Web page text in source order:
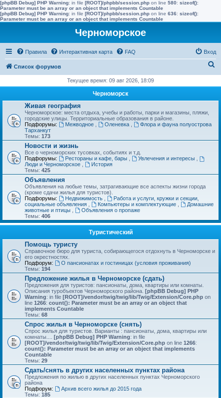
[phpBB Debug] PHP Warning: in file [ROOT]/phpbb/session.php on line 580: sizeof():
Parameter must be an array or an object that implements Countable
[phpBB Debug] PHP Warning: in file [ROOT]/phpbb/session.php on line 636: sizeof():
Parameter must be an array or an object that implements Countable
Черноморское
Правила Интерактивная карта FAQ Вход
Список форумов
с
Текущее время: 09 авг 2026, 18:09
Черноморск
Живая география
Черноморское: места отдыха, учебы и работы, парки и магазины, пляжи,
городские улицы. Территориальные образования в районе.
Подфорумы:
Межводное Оленевка
Флора и фауна полуострова
Тарханкут
Темы: 173
Новости и жизнь
Все о черноморских тусовках, событиях и т.д.
Подфорумы:
Рестораны и кафе, бары Увлечения и интересы
Люди и Черноморское
История
Темы: 425
Объявления
Объявления на любые темы, затрагивающие все аспекты жизни города
(кроме сдачи жилья для туристов).
Подфорумы:
Недвижимость
Работа и услуги, кружки и секции,
социальные объявления
Компьютеры и комплектующие
Домашние
животные и птицы
Объявления о пропаже
Темы: 406
Туристический
Помощь туристу
Справочное бюро для туриста, собирающегося отдохнуть в Черноморске и
его окрестностях.
Подфорум:
О пансионатах и гостиницах (условия проживания)
Темы: 194
Предложение жилья в Черноморске (сдать)
Предложения для туристов: пансионаты, дома, квартиры или комнаты.
Описания туробъектов Черноморского района. [phpBB Debug] PHP
Warning: in file [ROOT]/vendor/twig/twig/lib/Twig/Extension/Core.php on
line 1266: count(): Parameter must be an array or an object that
implements Countable
Темы: 68
Спрос жилья в Черноморске (снять)
Спрос жилья для туристов. Варианты : пансионаты, дома, квартиры или
комнаты.... [phpBB Debug] PHP Warning: in file
[ROOT]/vendor/twig/twig/lib/Twig/Extension/Core.php on line 1266:
count(): Parameter must be an array or an object that implements
Countable
Темы: 29
Сдать/снять в других населенных пунктах района
Предложения по жилью в других населенных пунктах Черноморского
района
Подфорум:
Архив всего жилья до 2015 года
Темы: 185